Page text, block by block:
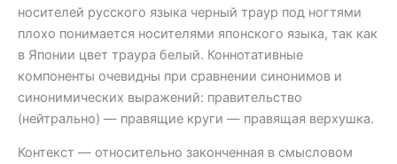
носителей русского языка черный траур под ногтями
плохо понимается носителями японского языка, так как
в Японии цвет траура белый. Коннотативные
компоненты очевидны при сравнении синонимов и
синонимических выражений: правительство
(нейтрально) — правящие круги — правящая верхушка.
Контекст — относительно законченная в смысловом